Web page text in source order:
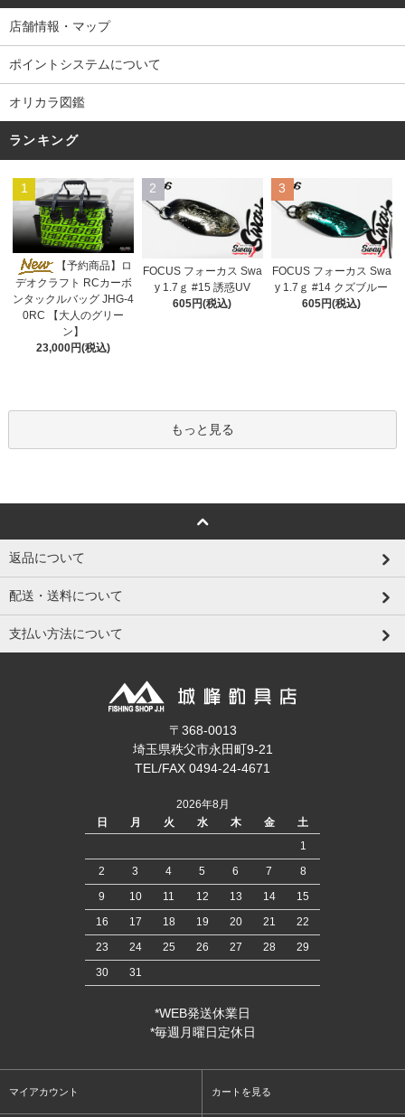
店舗情報・マップ
ポイントシステムについて
オリカラ図鑑
ランキング
1
【予約商品】ロ
デオクラフト RCカーボ
ンタックルバッグ JHG-4
0RC 【大人のグリー
ン】
23,000円(税込)
2
FOCUS フォーカス Swa
y 1.7ｇ #15 誘惑UV
605円(税込)
3
FOCUS フォーカス Swa
y 1.7ｇ #14 クズブルー
605円(税込)
もっと見る
返品について
配送・送料について
支払い方法について
〒368-0013
埼玉県秩父市永田町9-21
TEL/FAX 0494-24-4671
2026年8月
日
月 火 水 木 金
土
1
2
3 4 5 6 7
8
9
10 11 12 13 14
15
16
17 18 19 20 21
22
23
24 25 26 27 28
29
30
31
*WEB発送休業日
*毎週月曜日定休日
マイアカウント カートを見る